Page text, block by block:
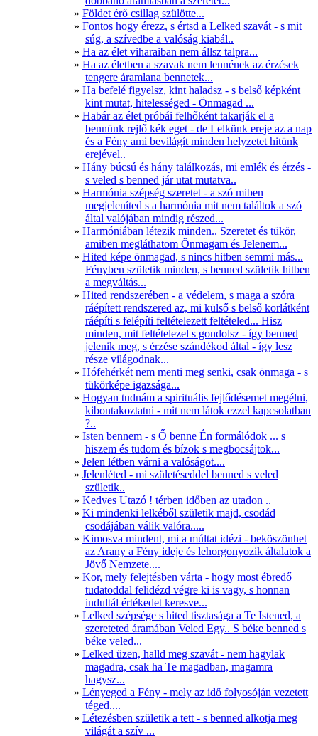
Földet érő csillag szülötte...
Fontos hogy érezz, s értsd a Lelked szavát - s mit
súg, a szívedbe a valóság kiabál..
Ha az élet viharaiban nem állsz talpra...
Ha az életben a szavak nem lennének az érzések
tengere áramlana bennetek...
Ha befelé figyelsz, kint haladsz - s belső képként
kint mutat, hitelességed - Önmagad ...
Habár az élet próbái felhőként takarják el a
bennünk rejlő kék eget - de Lelkünk ereje az a nap
és a Fény ami bevilágít minden helyzetet hitünk
erejével..
Hány búcsú és hány találkozás, mi emlék és érzés -
s veled s benned jár utat mutatva..
Harmónia szépség szeretet - a szó miben
megjeleníted s a harmónia mit nem találtok a szó
által valójában mindig részed...
Harmóniában létezik minden.. Szeretet és tükör,
amiben megláthatom Önmagam és Jelenem...
Hited képe önmagad, s nincs hitben semmi más...
Fényben születik minden, s benned születik hitben
a megváltás...
Hited rendszerében - a védelem, s maga a szóra
ráépített rendszered az, mi külső s belső korlátként
ráépíti s felépíti feltételezett feltételed... Hisz
minden, mit feltételezel s gondolsz - így benned
jelenik meg, s érzése szándékod által - így lesz
része világodnak...
Hófehérkét nem menti meg senki, csak önmaga - s
tükörképe igazsága...
Hogyan tudnám a spirituális fejlődésemet megélni,
kibontakoztatni - mit nem látok ezzel kapcsolatban
?..
Isten bennem - s Ő benne Én formálódok ... s
hiszem és tudom és bízok s megbocsájtok...
Jelen létben várni a valóságot....
Jelenléted - mi születéseddel benned s veled
születik..
Kedves Utazó ! térben időben az utadon ..
Ki mindenki lelkéből születik majd, csodád
csodájában válik valóra.....
Kimosva mindent, mi a múltat idézi - beköszönhet
az Arany a Fény ideje és lehorgonyozik általatok a
Jövő Nemzete....
Kor, mely felejtésben várta - hogy most ébredő
tudatoddal felidézd végre ki is vagy, s honnan
indultál értékedet keresve...
Lelked szépsége s hited tisztasága a Te Istened, a
szereteted áramában Veled Egy.. S béke benned s
béke veled...
Lelked üzen, halld meg szavát - nem hagylak
magadra, csak ha Te magadban, magamra
hagysz...
Lényeged a Fény - mely az idő folyosóján vezetett
téged....
Létezésben születik a tett - s benned alkotja meg
világát a szív ...